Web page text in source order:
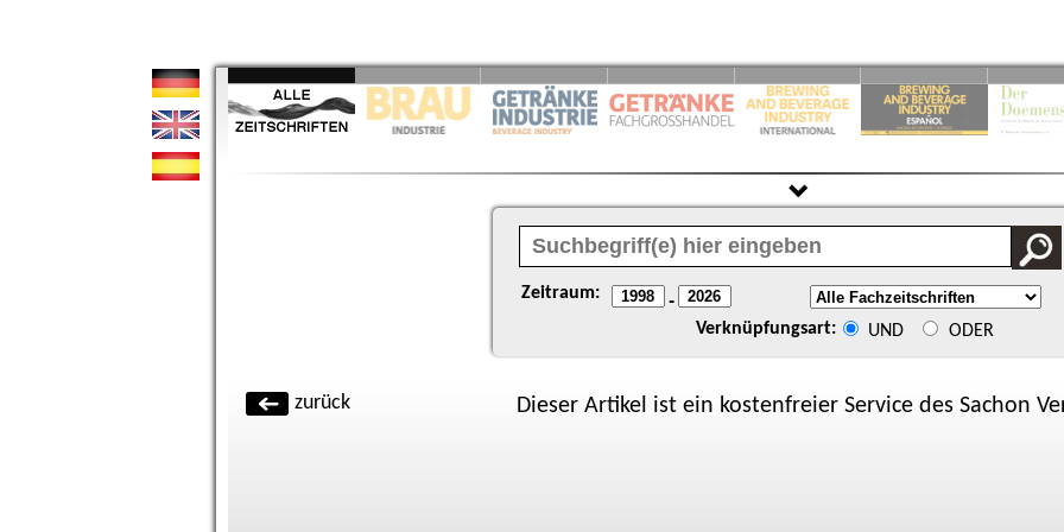
Zeitraum: -
Verknüpfungsart: UND ODER
zurück Dieser Artikel ist ein kostenfreier Service des Sachon